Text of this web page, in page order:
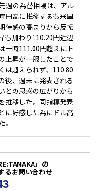
週の為替相場は、アル
円高に推移するも米国
待感の高まりから反転
も加わり110.20円近辺
一時111.00円超えにト
上昇が一服したことで
は超えられず、110.80
後、週末に発表される
との思惑の広がりから
推移した。同指標発表
に好感した為にドル高
。
」の
るお問い合わせ